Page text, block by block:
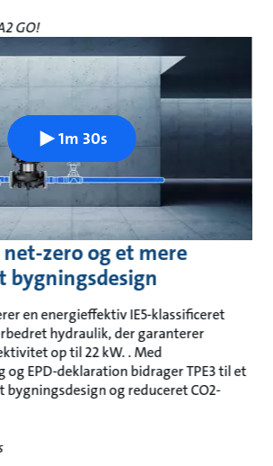
GO!
1m 30s
net-zero og et mere
en energieffektiv IE5-klassificeret
hydraulik, der garanterer
op til 22 kW. . Med
EPD-deklaration bidrager TPE3 til et
og reduceret CO2-